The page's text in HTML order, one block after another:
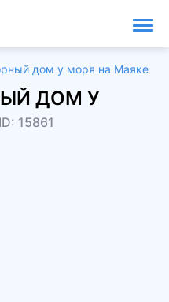
дом у моря на Маяке
ДОМ У
ID: 15861